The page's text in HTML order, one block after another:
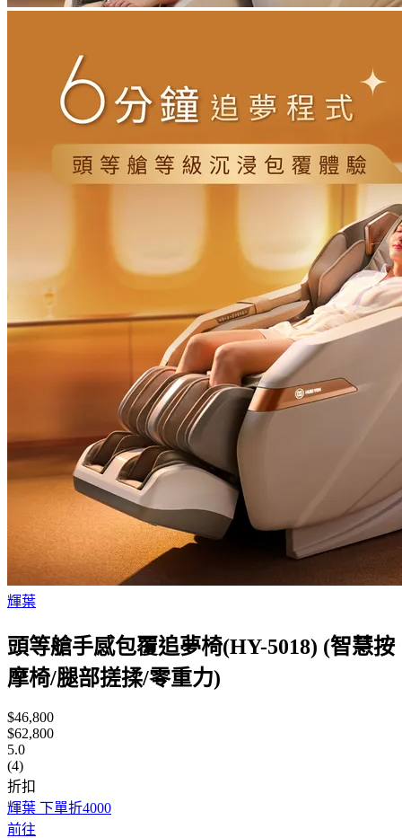
輝葉
頭等艙手感包覆追夢椅(HY-5018) (智慧按
摩椅/腿部搓揉/零重力)
$46,800
$62,800
5.0
(4)
折扣
輝葉 下單折4000
前往